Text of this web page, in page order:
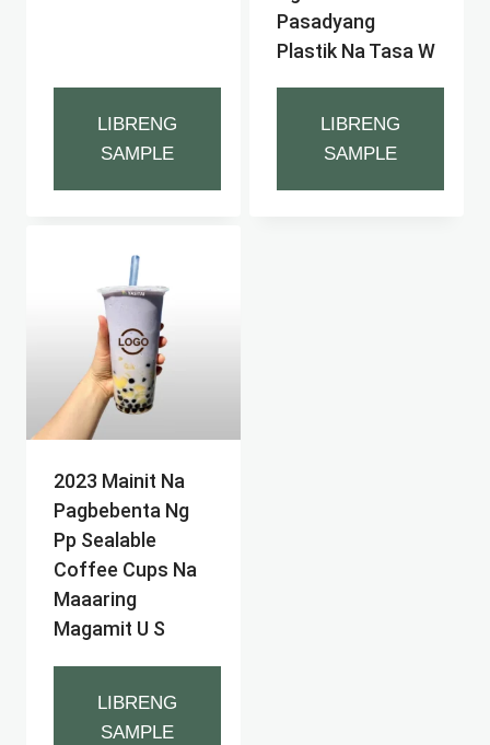
LIBRENG
SAMPLE
Pasadyang
Plastik Na Tasa W
LIBRENG
SAMPLE
2023 Mainit Na
Pagbebenta Ng
Pp Sealable
Coffee Cups Na
Maaaring
Magamit U S
LIBRENG
SAMPLE